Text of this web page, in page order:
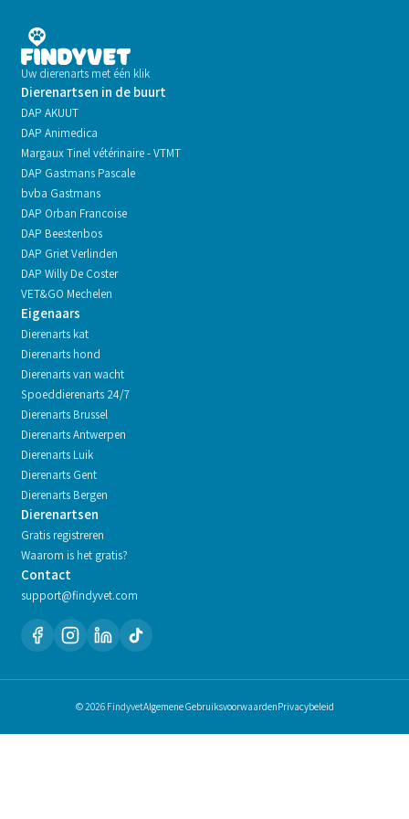
Uw dierenarts met één klik
Dierenartsen in de buurt
DAP AKUUT
DAP Animedica
Margaux Tinel vétérinaire - VTMT
DAP Gastmans Pascale
bvba Gastmans
DAP Orban Francoise
DAP Beestenbos
DAP Griet Verlinden
DAP Willy De Coster
VET&GO Mechelen
Eigenaars
Dierenarts kat
Dierenarts hond
Dierenarts van wacht
Spoeddierenarts 24/7
Dierenarts Brussel
Dierenarts Antwerpen
Dierenarts Luik
Dierenarts Gent
Dierenarts Bergen
Dierenartsen
Gratis registreren
Waarom is het gratis?
Contact
support@findyvet.com
© 2026 FindyvetAlgemene GebruiksvoorwaardenPrivacybeleid